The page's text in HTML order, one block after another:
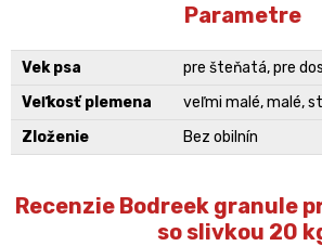
Parametre
Vek psa
pre šteňatá, pre
Veľkosť plemena
veľmi malé, malé,
Zloženie
Bez obilnín
Recenzie Bodreek granule
so slivkou 20